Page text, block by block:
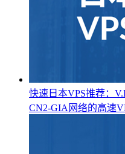
快速日本VPS推荐：
CN2-GIA网络的高速